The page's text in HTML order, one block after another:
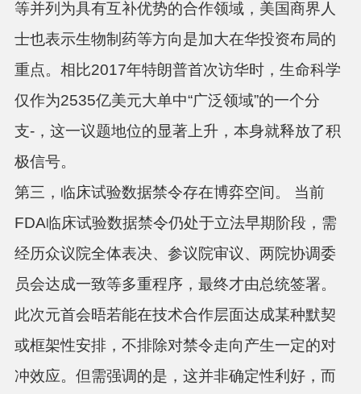
等并列为具有互补优势的合作领域，美国商界人
士也表示生物制药等方向是加大在华投资布局的
重点。相比2017年特朗普首次访华时，生命科学
仅作为2535亿美元大单中“广泛领域”的一个分
支-，这一议题地位的显著上升，本身就释放了积
极信号。
第三，临床试验数据禁令存在博弈空间。
当前
FDA临床试验数据禁令仍处于立法早期阶段，需
经历众议院全体表决、参议院审议、两院协调委
员会达成一致等多重程序，最终才由总统签署。
此次元首会晤若能在技术合作层面达成某种默契
或框架性安排，不排除对禁令走向产生一定的对
冲效应。 但需强调的是，这并非确定性利好，而